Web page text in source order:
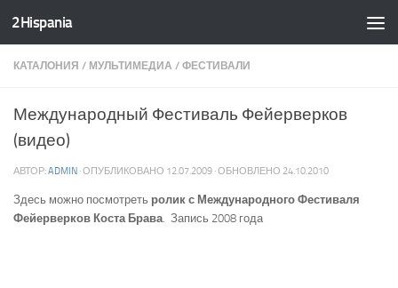
Skip to content
2Hispania
КАТАЛОНИЯ / МУЛЬТИМЕДИА / ФЕСТИВАЛИ
Международный Фестиваль Фейерверков
(видео)
АВТОР:ADMIN · ОПУБЛИКОВАНО 12.07.2009 · ОБНОВЛЕНО 24.10.2010
Здесь можно посмотреть ролик с Международного Фестиваля
Фейерверков Коста Брава. Запись 2008 года